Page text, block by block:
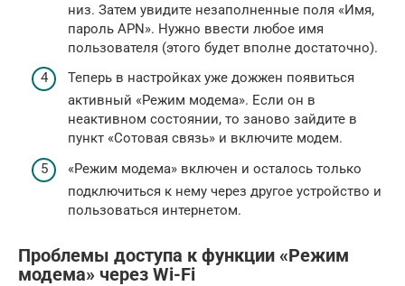
низ. Затем увидите незаполненные поля «Имя,
пароль APN». Нужно ввести любое имя
пользователя (этого будет вполне достаточно).
Теперь в настройках уже дожжен появиться
активный «Режим модема». Если он в
неактивном состоянии, то заново зайдите в
пункт «Сотовая связь» и включите модем.
«Режим модема» включен и осталось только
подключиться к нему через другое устройство и
пользоваться интернетом.
Проблемы доступа к функции «Режим
модема» через Wi-Fi